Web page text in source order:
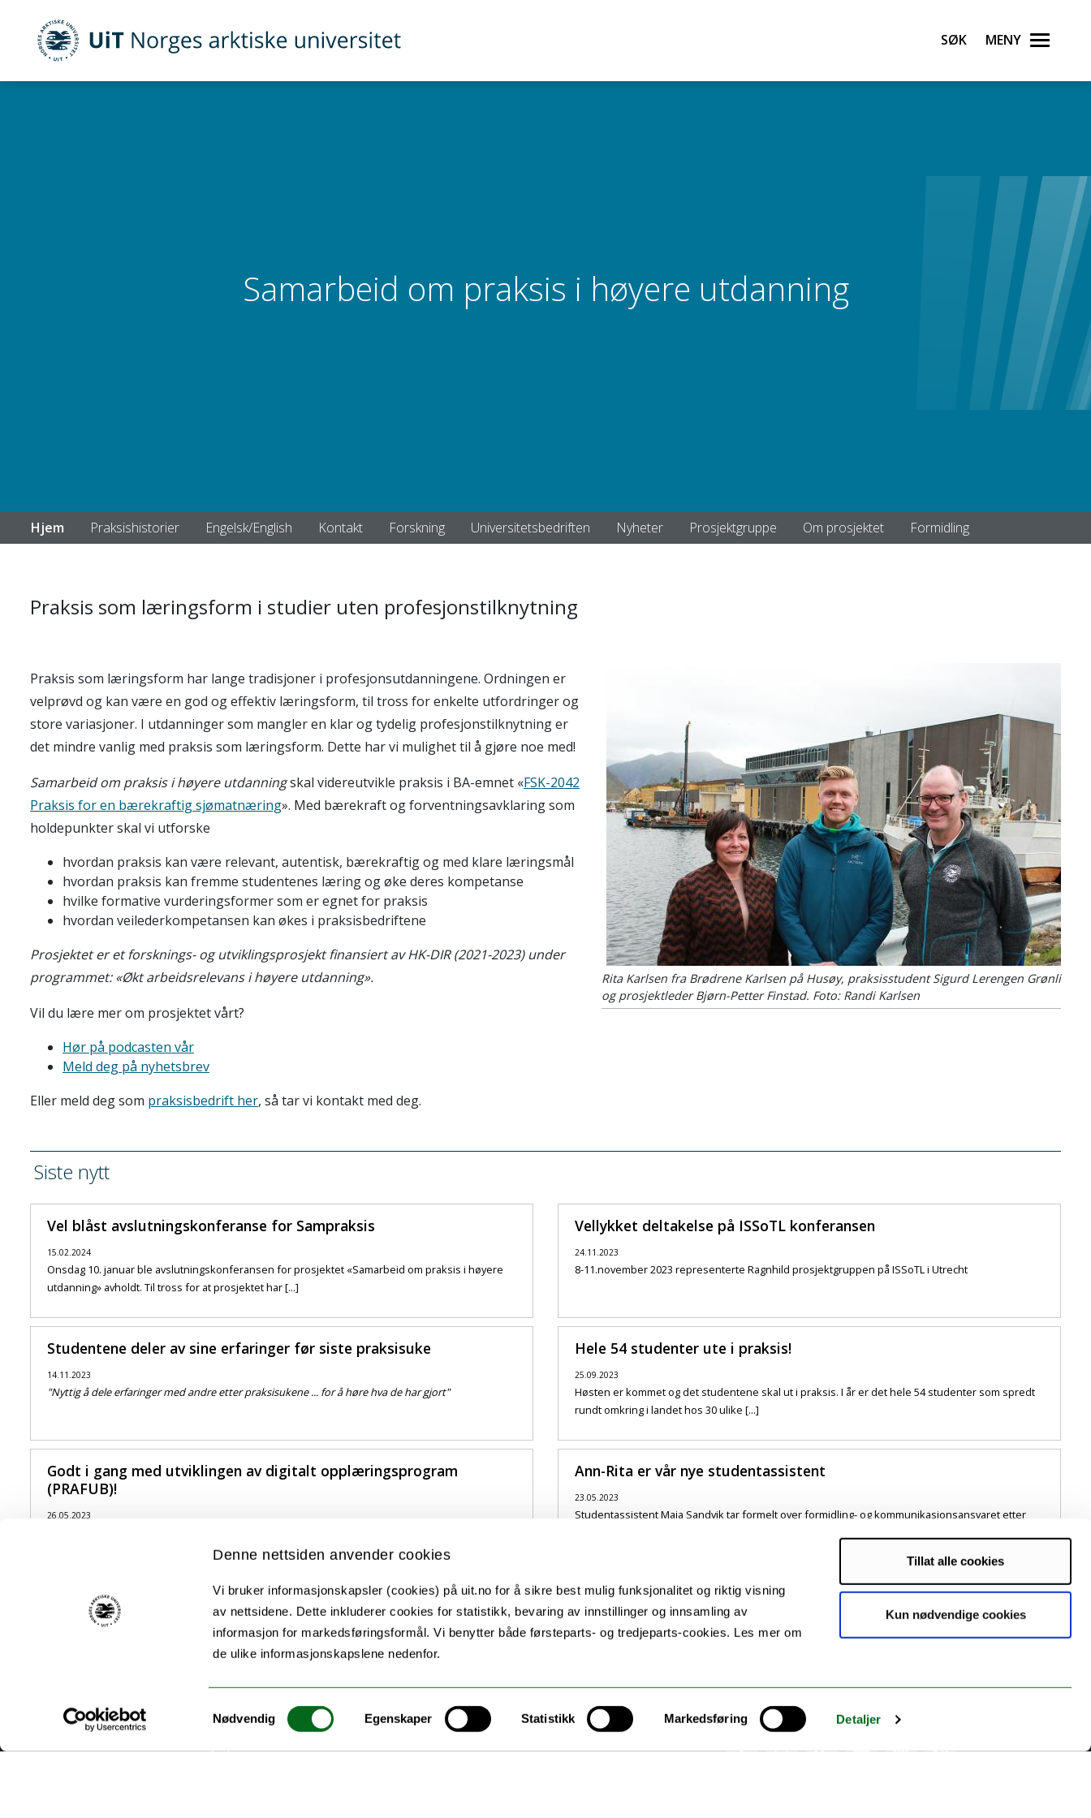
Denne nettsiden anvender cookies
Vi bruker informasjonskapsler (cookies) på uit.no for å sikre best mulig funksjonalitet og riktig visning
av nettsidene. Dette inkluderer cookies for statistikk, bevaring av innstillinger og innsamling av
informasjon for markedsføringsformål. Vi benytter både førsteparts- og tredjeparts-cookies. Les mer om
de ulike informasjonskapslene nedenfor.
Samtykkevalg
Nødvendig Egenskaper Statistikk Markedsføring Detaljer
Tillat alle cookies
Kun nødvendige cookies
UiT Norges arktiske universitet Søk Meny
Samarbeid om praksis i høyere utdanning
Hjem Praksishistorier Engelsk/English Kontakt Forskning Universitetsbedriften Nyheter Prosjektgruppe Om prosjektet Formidling
Praksis som læringsform i studier uten profesjonstilknytning
Rita Karlsen fra Brødrene Karlsen på Husøy, praksisstudent Sigurd Lerengen Grønli
og prosjektleder Bjørn-Petter Finstad. Foto: Randi Karlsen
Praksis som læringsform har lange tradisjoner i profesjonsutdanningene. Ordningen er
velprøvd og kan være en god og effektiv læringsform, til tross for enkelte utfordringer og
store variasjoner. I utdanninger som mangler en klar og tydelig profesjonstilknytning er
det mindre vanlig med praksis som læringsform. Dette har vi mulighet til å gjøre noe med!
Samarbeid om praksis i høyere utdanningskal videreutvikle praksis i BA-emnet «FSK-2042
Praksis for en bærekraftig sjømatnæring». Med bærekraft og forventningsavklaring som
holdepunkter skal vi utforske
hvordan praksis kan være relevant, autentisk, bærekraftig og med klare læringsmål
hvordan praksis kan fremme studentenes læring og øke deres kompetanse
hvilke formative vurderingsformer som er egnet for praksis
hvordan veilederkompetansen kan økes i praksisbedriftene
Prosjektet er et forsknings- og utviklingsprosjekt finansiert av HK-DIR (2021-2023) under
programmet: «Økt arbeidsrelevans i høyere utdanning».
Vil du lære mer om prosjektet vårt?
Hør på podcasten vår
Meld deg på nyhetsbrev
Eller meld deg som praksisbedrift her, så tar vi kontakt med deg.
Siste nytt
Vel blåst avslutningskonferanse for Sampraksis
15.02.2024
Onsdag 10. januar ble avslutningskonferansen for prosjektet «Samarbeid om praksis i høyere
utdanning» avholdt. Til tross for at prosjektet har [...]
Vellykket deltakelse på ISSoTL konferansen
24.11.2023
8-11.november 2023 representerte Ragnhild prosjektgruppen på ISSoTL i Utrecht
Studentene deler av sine erfaringer før siste praksisuke
14.11.2023
"Nyttig å dele erfaringer med andre etter praksisukene ... for å høre hva de har gjort"
Hele 54 studenter ute i praksis!
25.09.2023
Høsten er kommet og det studentene skal ut i praksis. I år er det hele 54 studenter som spredt
rundt omkring i landet hos 30 ulike [...]
Godt i gang med utviklingen av digitalt opplæringsprogram
(PRAFUB)!
26.05.2023
Ann-Rita er vår nye studentassistent
23.05.2023
Studentassistent Maja Sandvik tar formelt over formidling- og kommunikasjonsansvaret etter